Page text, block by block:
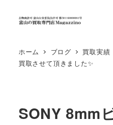
ホーム ブログ 買取実績
買取させて頂きました✨
SONY 8mm